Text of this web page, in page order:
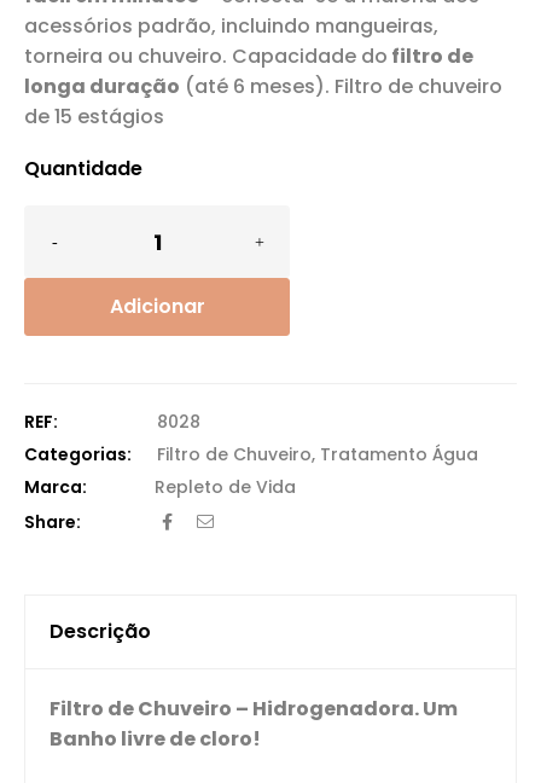
acessórios padrão, incluindo mangueiras,
torneira ou chuveiro. Capacidade do filtro de
longa duração (até 6 meses). Filtro de chuveiro
de 15 estágios
Quantidade
Adicionar
REF:
8028
Categorias:
Filtro de Chuveiro, Tratamento Água
Repleto de Vida
Share:
Descrição
Filtro de Chuveiro – Hidrogenadora. Um
Banho livre de cloro!